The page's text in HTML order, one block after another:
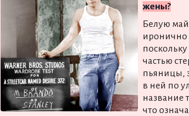
жены?
Белую
иронично
частью
пьяницы,
в ней по
название
что